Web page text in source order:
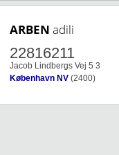
ARBEN adili
22816211
Jacob Lindbergs Vej 5 3
København NV (2400)